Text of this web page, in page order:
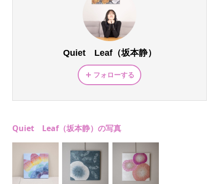
Quiet Leaf（坂本静）
フォローする
Quiet Leaf（坂本静）の写真